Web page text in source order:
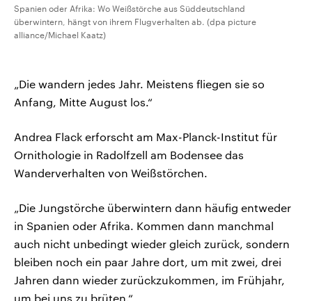
Spanien oder Afrika: Wo Weißstörche aus Süddeutschland
überwintern, hängt von ihrem Flugverhalten ab. (dpa picture
alliance/Michael Kaatz)
„Die wandern jedes Jahr. Meistens fliegen sie so
Anfang, Mitte August los.“
Andrea Flack erforscht am Max-Planck-Institut für
Ornithologie in Radolfzell am Bodensee das
Wanderverhalten von Weißstörchen.
„Die Jungstörche überwintern dann häufig entweder
in Spanien oder Afrika. Kommen dann manchmal
auch nicht unbedingt wieder gleich zurück, sondern
bleiben noch ein paar Jahre dort, um mit zwei, drei
Jahren dann wieder zurückzukommen, im Frühjahr,
um bei uns zu brüten.“